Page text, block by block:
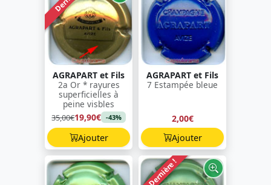
AGRAPART et Fils
2a Or * rayures
superficielles à
peine visbles
35,00€19,90€ -43%
Ajouter
AGRAPART et Fils
7 Estampée bleue
2,00€
Ajouter
Dernière !